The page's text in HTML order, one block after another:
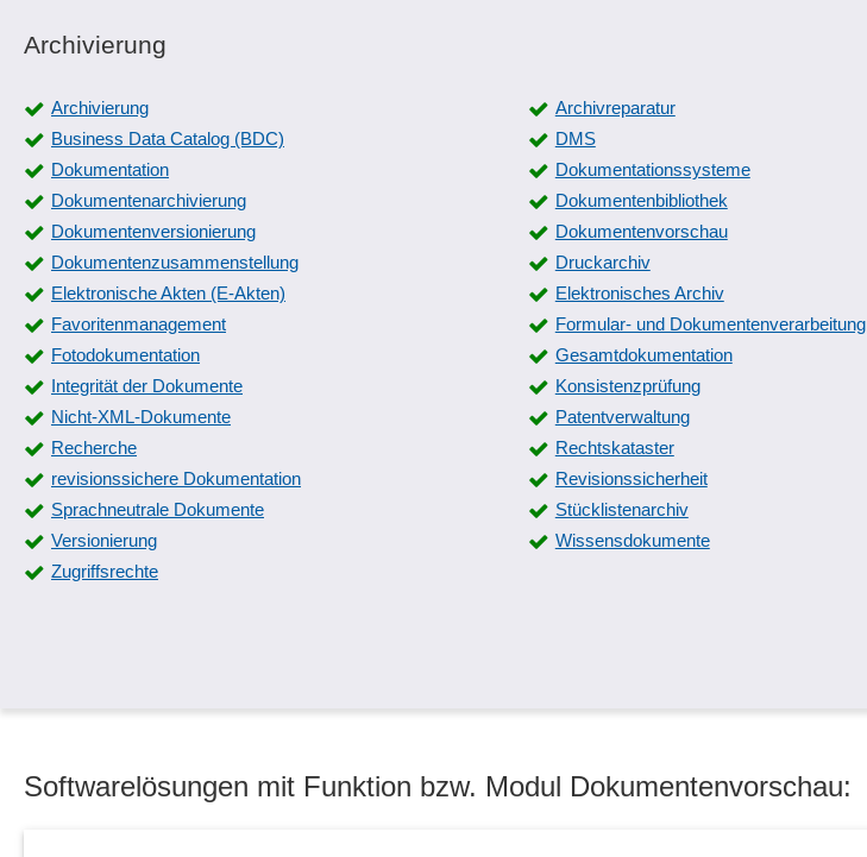
Archivierung
Archivierung Archivreparatur
Business Data Catalog (BDC)
DMS
Dokumentation
Dokumentationssysteme
Dokumentenarchivierung
Dokumentenbibliothek
Dokumentenversionierung
Dokumentenvorschau
Dokumentenzusammenstellung
Druckarchiv
Elektronische Akten (E-Akten)
Elektronisches Archiv
Favoritenmanagement
Formular- und Dokumentenverarbeitung
Fotodokumentation
Gesamtdokumentation
Integrität der Dokumente
Konsistenzprüfung
Nicht-XML-Dokumente
Patentverwaltung
Recherche
Rechtskataster
revisionssichere Dokumentation
Revisionssicherheit
Sprachneutrale Dokumente
Stücklistenarchiv
Versionierung
Wissensdokumente
Zugriffsrechte
Softwarelösungen mit Funktion bzw. Modul Dokumentenvorschau: